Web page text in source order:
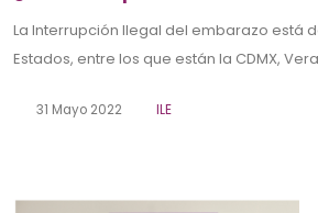
La Interrupción Ilegal del embarazo está
Estados, entre los que están la CDMX,
31 Mayo 2022 ILE